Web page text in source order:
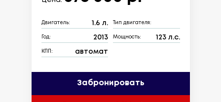
Двигатель: 1.6 л. Тип двигателя:
Год: 2013 Мощность: 123 л.с.
КПП: автомат
Забронировать